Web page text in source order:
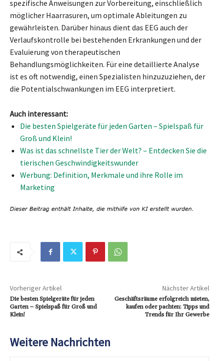
spezifische Anweisungen zur Vorbereitung, einschließlich
möglicher Haarrasuren, um optimale Ableitungen zu
gewährleisten. Darüber hinaus dient das EEG auch der
Verlaufskontrolle bei bestehenden Erkrankungen und der
Evaluierung von therapeutischen
Behandlungsmöglichkeiten. Für eine detaillierte Analyse
ist es oft notwendig, einen Spezialisten hinzuzuziehen, der
die Potentialschwankungen im EEG interpretiert.
Auch interessant:
Die besten Spielgeräte für jeden Garten – Spielspaß für
Groß und Klein!
Was ist das schnellste Tier der Welt? – Entdecken Sie die
tierischen Geschwindigkeitswunder
Werbung: Definition, Merkmale und ihre Rolle im
Marketing
Vorheriger Artikel
Die besten Spielgeräte für jeden
Garten – Spielspaß für Groß und
Klein!
Nächster Artikel
Geschäftsräume erfolgreich mieten,
kaufen oder pachten: Tipps und
Trends für Ihr Gewerbe
Weitere Nachrichten